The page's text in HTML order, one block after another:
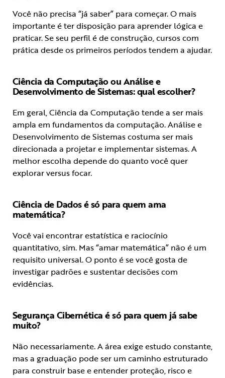
Você não precisa “já saber” para começar. O mais
importante é ter disposição para aprender lógica e
praticar. Se seu perfil é de construção, cursos com
prática desde os primeiros períodos tendem a ajudar.
Ciência da Computação ou Análise e
Desenvolvimento de Sistemas: qual escolher?
Em geral, Ciência da Computação tende a ser mais
ampla em fundamentos da computação. Análise e
Desenvolvimento de Sistemas costuma ser mais
direcionada a projetar e implementar sistemas. A
melhor escolha depende do quanto você quer
explorar versus focar.
Ciência de Dados é só para quem ama
matemática?
Você vai encontrar estatística e raciocínio
quantitativo, sim. Mas “amar matemática” não é um
requisito universal. O ponto é se você gosta de
investigar padrões e sustentar decisões com
evidências.
Segurança Cibernética é só para quem já sabe
muito?
Não necessariamente. A área exige estudo constante,
mas a graduação pode ser um caminho estruturado
para construir base e entender proteção, risco e